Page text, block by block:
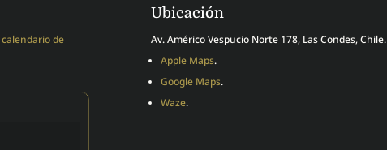
calendario de
Ubicación
Av. Américo Vespucio Norte 178, Las Condes, Chile.
Apple Maps.
Google Maps.
Waze.